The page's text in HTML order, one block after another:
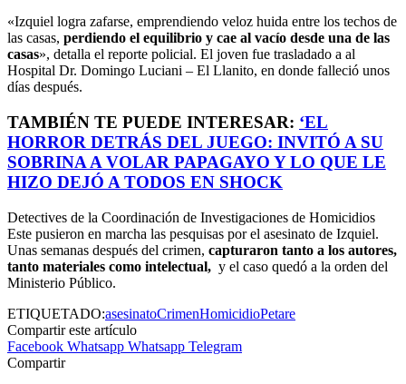
«Izquiel logra zafarse, emprendiendo veloz huida entre los techos de
las casas, perdiendo el equilibrio y cae al vacío desde una de las
casas», detalla el reporte policial. El joven fue trasladado a al
Hospital Dr. Domingo Luciani – El Llanito, en donde falleció unos
días después.
TAMBIÉN TE PUEDE INTERESAR: ‘EL
HORROR DETRÁS DEL JUEGO: INVITÓ A SU
SOBRINA A VOLAR PAPAGAYO Y LO QUE LE
HIZO DEJÓ A TODOS EN SHOCK
Detectives de la Coordinación de Investigaciones de Homicidios
Este pusieron en marcha las pesquisas por el asesinato de Izquiel.
Unas semanas después del crimen, capturaron tanto a los autores,
tanto materiales como intelectual, y el caso quedó a la orden del
Ministerio Público.
ETIQUETADO:asesinatoCrimenHomicidioPetare
Compartir este artículo
Facebook Whatsapp Whatsapp Telegram
Compartir